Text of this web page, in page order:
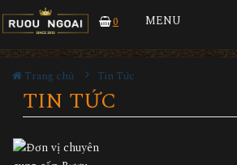
0 MENU
Trang chủ Tin Tức
TIN TỨC